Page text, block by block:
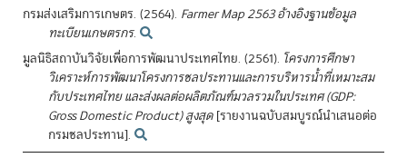
กรมส่งเสริมการเกษตร. (2564). Farmer Map 2563 อ้างอิงฐานข้อมูล
ทะเบียนเกษตรกร.
มูลนิธิสถาบันวิจัยเพื่อการพัฒนาประเทศไทย. (2561). โครงการศึกษา
วิเคราะห์การพัฒนาโครงการชลประทานและการบริหารน้ำที่เหมาะสม
กับประเทศไทย และส่งผลต่อผลิตภัณฑ์มวลรวมในประเทศ (GDP:
Gross Domestic Product) สูงสุด[รายงานฉบับสมบูรณ์นำเสนอต่อ
กรมชลประทาน].